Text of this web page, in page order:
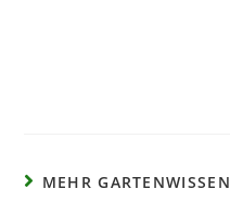
MEHR GARTENWISSEN